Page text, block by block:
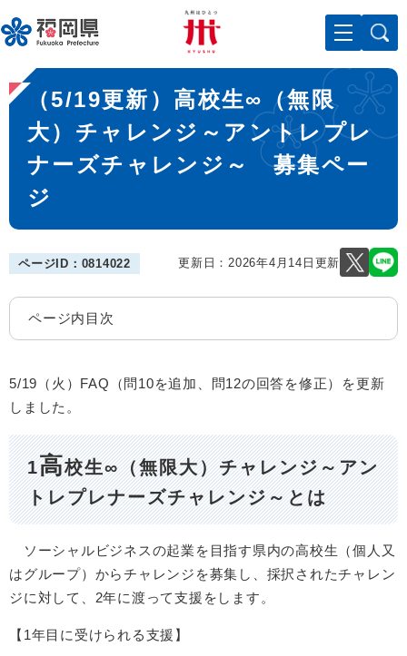
ー
ジ
先
頭
メニューを飛ばして本文へ
本
文
（5/19更新）高校生∞（無限
大）チャレンジ～アントレプレ
ナーズチャレンジ～ 募集ペー
ジ
ページID：0814022 更新日：2026年4月14日更新
ページ内目次
5/19（火）FAQ（問10を追加、問12の回答を修正）を更新
しました。
1高校生∞（無限大）チャレンジ～アン
トレプレナーズチャレンジ～とは
ソーシャルビジネスの起業を目指す県内の高校生（個人又
はグループ）からチャレンジを募集し、採択されたチャレン
ジに対して、2年に渡って支援をします。
【1年目に受けられる支援】